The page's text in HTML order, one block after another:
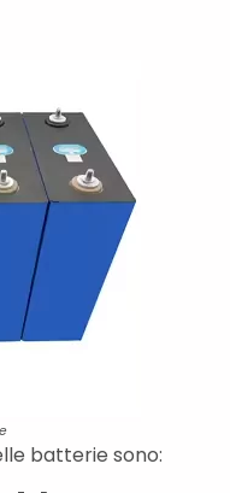
batterie sono: